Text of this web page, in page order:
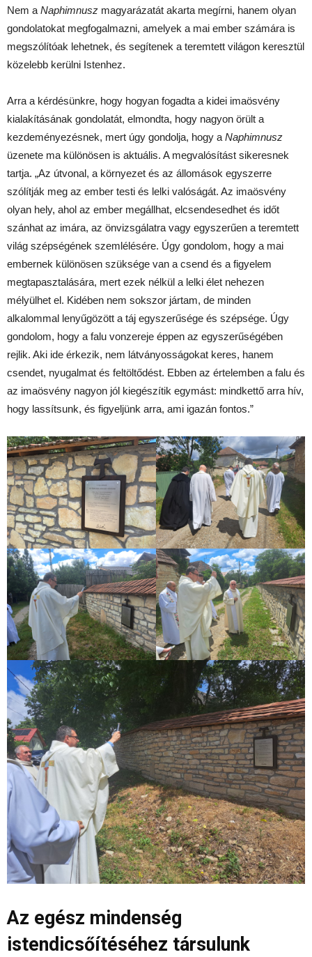
Nem a Naphimnusz magyarázatát akarta megírni, hanem olyan
gondolatokat megfogalmazni, amelyek a mai ember számára is
megszólítóak lehetnek, és segítenek a teremtett világon keresztül
közelebb kerülni Istenhez.
Arra a kérdésünkre, hogy hogyan fogadta a kidei imaösvény
kialakításának gondolatát, elmondta, hogy nagyon örült a
kezdeményezésnek, mert úgy gondolja, hogy a Naphimnusz
üzenete ma különösen is aktuális. A megvalósítást sikeresnek
tartja. „Az útvonal, a környezet és az állomások egyszerre
szólítják meg az ember testi és lelki valóságát. Az imaösvény
olyan hely, ahol az ember megállhat, elcsendesedhet és időt
szánhat az imára, az önvizsgálatra vagy egyszerűen a teremtett
világ szépségének szemlélésére. Úgy gondolom, hogy a mai
embernek különösen szüksége van a csend és a figyelem
megtapasztalására, mert ezek nélkül a lelki élet nehezen
mélyülhet el. Kidében nem sokszor jártam, de minden
alkalommal lenyűgözött a táj egyszerűsége és szépsége. Úgy
gondolom, hogy a falu vonzereje éppen az egyszerűségében
rejlik. Aki ide érkezik, nem látványosságokat keres, hanem
csendet, nyugalmat és feltöltődést. Ebben az értelemben a falu és
az imaösvény nagyon jól kiegészítik egymást: mindkettő arra hív,
hogy lassítsunk, és figyeljünk arra, ami igazán fontos.”
Az egész mindenség
istendicsőítéséhez társulunk